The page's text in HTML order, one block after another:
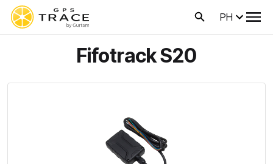
PH
Fifotrack S20